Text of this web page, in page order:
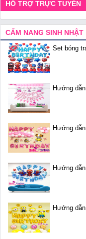
HỖ TRỢ TRỰC TUYẾN
CẨM NANG SINH NHẬT
Set bóng
Hướng
Hướng
Hướng
Hướng